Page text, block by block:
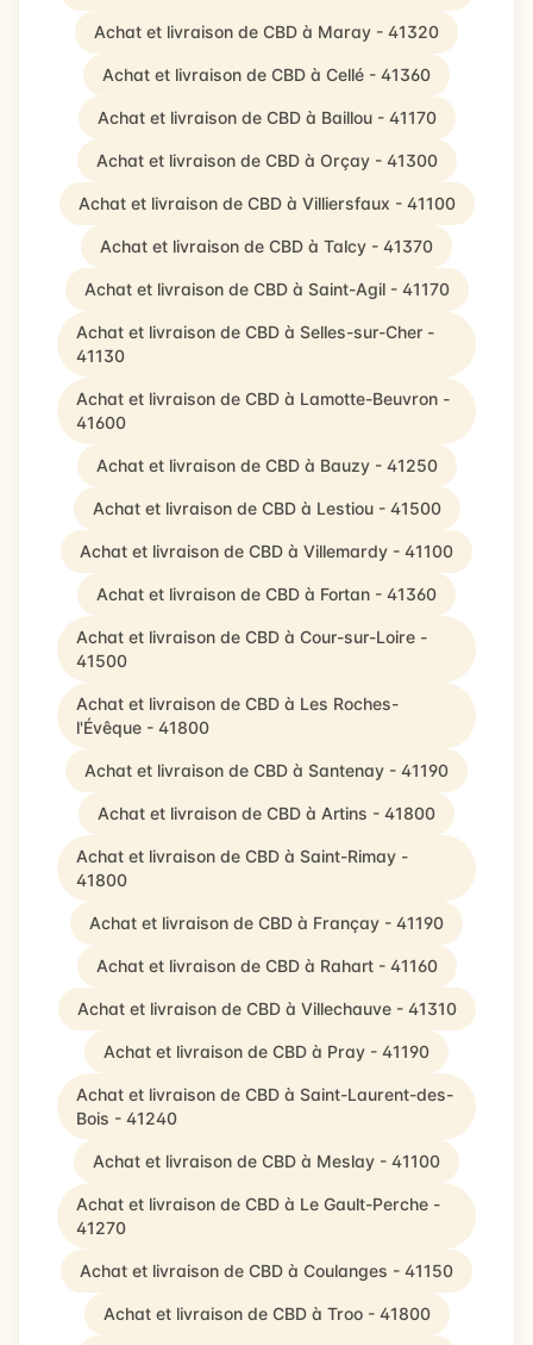
Achat et livraison de CBD à Maray - 41320
Achat et livraison de CBD à Cellé - 41360
Achat et livraison de CBD à Baillou - 41170
Achat et livraison de CBD à Orçay - 41300
Achat et livraison de CBD à Villiersfaux - 41100
Achat et livraison de CBD à Talcy - 41370
Achat et livraison de CBD à Saint-Agil - 41170
Achat et livraison de CBD à Selles-sur-Cher -
41130
Achat et livraison de CBD à Lamotte-Beuvron -
41600
Achat et livraison de CBD à Bauzy - 41250
Achat et livraison de CBD à Lestiou - 41500
Achat et livraison de CBD à Villemardy - 41100
Achat et livraison de CBD à Fortan - 41360
Achat et livraison de CBD à Cour-sur-Loire -
41500
Achat et livraison de CBD à Les Roches-
l'Évêque - 41800
Achat et livraison de CBD à Santenay - 41190
Achat et livraison de CBD à Artins - 41800
Achat et livraison de CBD à Saint-Rimay -
41800
Achat et livraison de CBD à Françay - 41190
Achat et livraison de CBD à Rahart - 41160
Achat et livraison de CBD à Villechauve - 41310
Achat et livraison de CBD à Pray - 41190
Achat et livraison de CBD à Saint-Laurent-des-
Bois - 41240
Achat et livraison de CBD à Meslay - 41100
Achat et livraison de CBD à Le Gault-Perche -
41270
Achat et livraison de CBD à Coulanges - 41150
Achat et livraison de CBD à Troo - 41800